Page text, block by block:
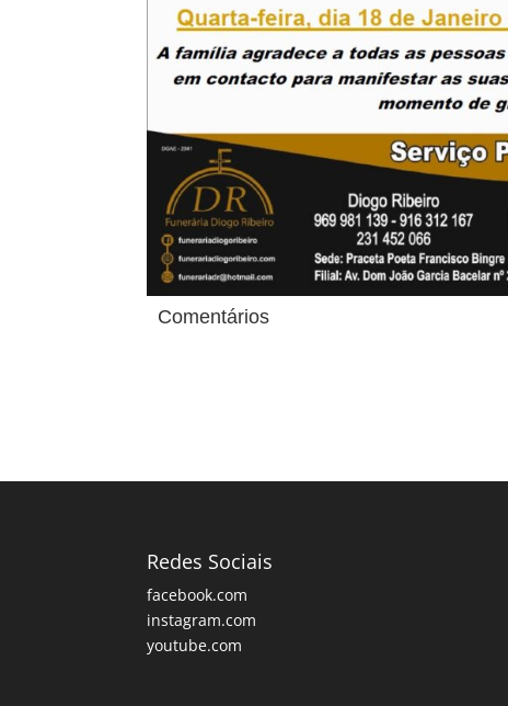
Comentários
Redes Sociais
facebook.com
instagram.com
youtube.com